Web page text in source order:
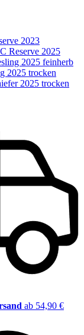
2023
Reserve 2025
2025 feinherb
2025 trocken
2025 trocken
ab 54,90 €